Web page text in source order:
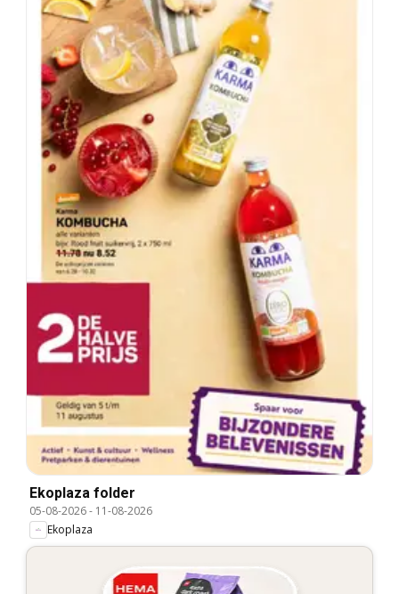
Ekoplaza folder
05-08-2026- 11-08-2026
Ekoplaza